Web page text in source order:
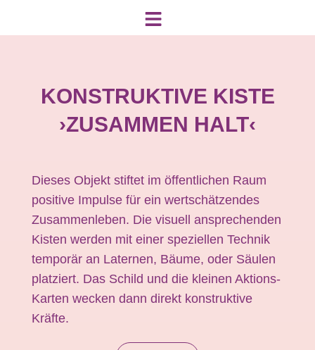
KONSTRUKTIVE KISTE
›ZUSAMMEN HALT‹
Dieses Objekt stiftet im öffentlichen Raum
positive Impulse für ein wertschätzendes
Zusammenleben. Die visuell ansprechenden
Kisten werden mit einer speziellen Technik
temporär an Laternen, Bäume, oder Säulen
platziert. Das Schild und die kleinen Aktions-
Karten wecken dann direkt konstruktive
Kräfte.